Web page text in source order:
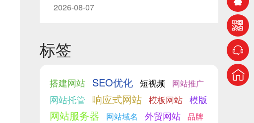
2026-08-07
标签
搭建网站 SEO优化 短视频 网站推广
网站托管 响应式网站 模板网站 模版
网站服务器 网站域名 外贸网站
品牌